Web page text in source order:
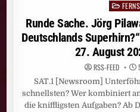
Posted
in
Runde Sache. Jörg
Deutschlands
27. August
RSS-FEED
SAT.1 [Newsroom]
schnellsten? Wer kombiniert
die kniffligsten Aufgaben? Ab